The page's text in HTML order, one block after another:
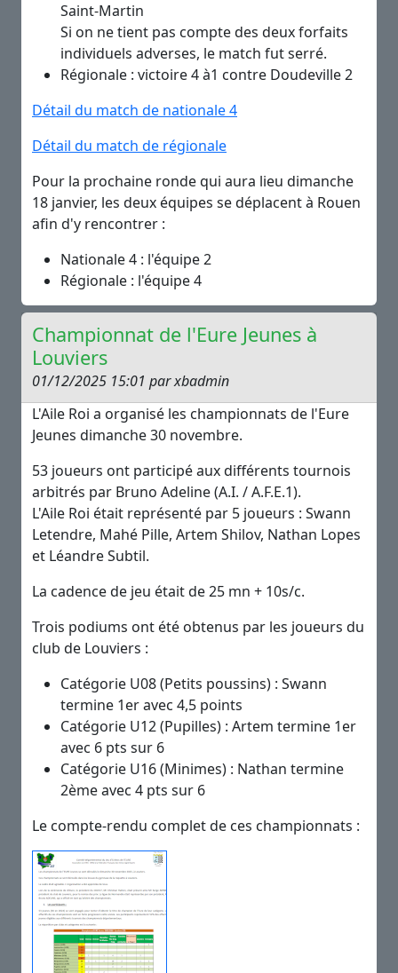
Saint-Martin
Si on ne tient pas compte des deux forfaits
individuels adverses, le match fut serré.
Régionale : victoire 4 à1 contre Doudeville 2
Détail du match de nationale 4
Détail du match de régionale
Pour la prochaine ronde qui aura lieu dimanche
18 janvier, les deux équipes se déplacent à Rouen
afin d'y rencontrer :
Nationale 4 : l'équipe 2
Régionale : l'équipe 4
Championnat de l'Eure Jeunes à
Louviers
01/12/2025 15:01 par xbadmin
L'Aile Roi a organisé les championnats de l'Eure
Jeunes dimanche 30 novembre.
53 joueurs ont participé aux différents tournois
arbitrés par Bruno Adeline (A.I. / A.F.E.1).
L'Aile Roi était représenté par 5 joueurs : Swann
Letendre, Mahé Pille, Artem Shilov, Nathan Lopes
et Léandre Subtil.
La cadence de jeu était de 25 mn + 10s/c.
Trois podiums ont été obtenus par les joueurs du
club de Louviers :
Catégorie U08 (Petits poussins) : Swann
termine 1er avec 4,5 points
Catégorie U12 (Pupilles) : Artem termine 1er
avec 6 pts sur 6
Catégorie U16 (Minimes) : Nathan termine
2ème avec 4 pts sur 6
Le compte-rendu complet de ces championnats :